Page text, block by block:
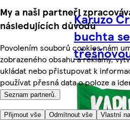
My a naši partneři
následujících důvodů
Povolením souborů cookies nám
zobrazeného obsahu a reklamy,
ukládat nebo přistupovat k
používat přesná data o poloze a
Seznam partnerů.
Přijmout vše Odmítnout vše Vlastní
Karuzo
buchta